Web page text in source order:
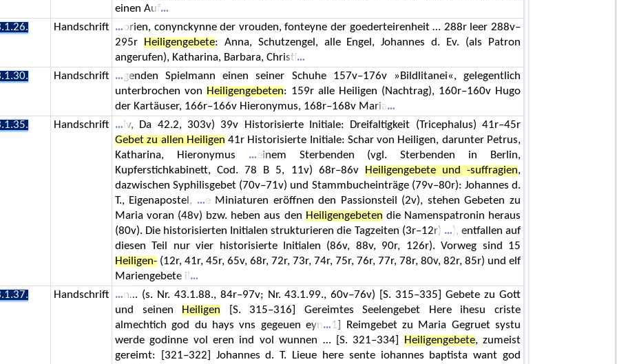
einen Auf
Handschrift
orien, conynckynne der vrouden, fonteyne der goederteirenheit … 288r leer 288v–
295r
Heiligengebete: Anna, Schutzengel, alle Engel, Johannes d. Ev. (als Patron
angerufen), Katharina, Barbara, Christi
Handschrift
genden Spielmann einen seiner Schuhe 157v–176v »Bildlitanei«, gelegentlich
unterbrochen von Heiligengebeten: 159r alle Heiligen (Nachtrag), 160r–160v Hugo
der Kartäuser, 166r–166v Hieronymus, 168r–168v Maria
Handschrift
iv, Da 42.2, 303v) 39v Historisierte Initiale: Dreifaltigkeit (Tricephalus) 41r–45r
Gebet zu allen Heiligen 41r Historisierte Initiale: Schar von Heiligen, darunter Petrus,
Katharina, Hieronymus
einem Sterbenden (vgl. Sterbenden in Berlin,
Kupferstichkabinett, Cod. 78 B 5, 11v) 68r–86v
Heiligengebete und -suffragien,
dazwischen Syphilisgebet (70v–71v) und Stammbucheinträge (79v–80r): Johannes d.
T., Eigenapostel,
e Miniaturen eröffnen den Passionsteil (2v), stehen Gebeten zu
Maria voran (48v) bzw. heben aus den Heiligengebeten die Namenspatronin heraus
(80v). Die historisierten Initialen strukturieren die Tagzeiten (3r–12r)
), entfallen auf
diesen Teil nur vier historisierte Initialen (86v, 88v, 90r, 126r). Vorweg sind 15
Heiligen-(12r, 41r, 45r, 65v, 68r, 72r, 73r, 74r, 75r, 76r, 77r, 78r, 80v, 82r, 85r) und elf
Mariengebete il
Handschrift
n… (s. Nr. 43.1.88., 84r–97v; Nr. 43.1.99., 60v–76v) [S. 315–335] Gebete zu Gott
und seinen
Heiligen [S. 315–316] Gereimtes Seelengebet Here ihesu criste
almechtich god du hays vns gegeuen eyn
1] Reimgebet zu Maria Gegruet systu
werde godinne vol eren ind vol wunnen … [S. 321–334]
Heiligengebete, zumeist
gereimt: [321–322] Johannes d. T. Lieue here sente iohannes baptista want god